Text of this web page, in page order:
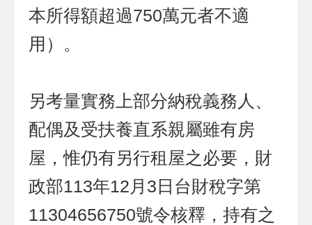
本所得額超過750萬元者不適
用）。
另考量實務上部分納稅義務人、
配偶及受扶養直系親屬雖有房
屋，惟仍有另行租屋之必要，財
政部113年12月3日台財稅字第
11304656750號令核釋，持有之